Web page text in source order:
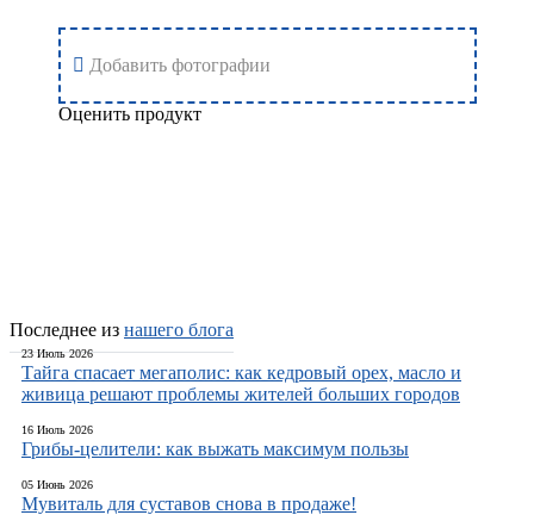
Добавить фотографии
Оценить продукт
Последнее из нашего блога
23 Июль 2026
Тайга спасает мегаполис: как кедровый орех, масло и
живица решают проблемы жителей больших городов
16 Июль 2026
Грибы-целители: как выжать максимум пользы
05 Июнь 2026
Мувиталь для суставов снова в продаже!